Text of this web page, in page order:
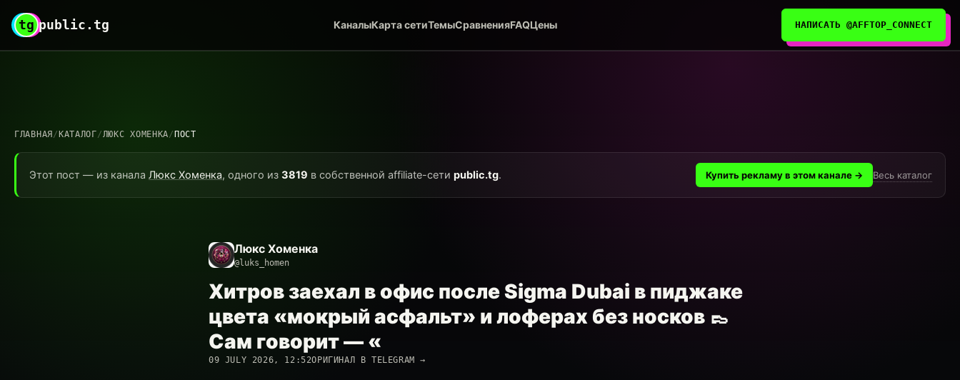
tg public.tg КаналыКарта сетиТемыСравненияFAQЦены НАПИСАТЬ @AFFTOP_CONNECT
ГЛАВНАЯ / КАТАЛОГ/ЛЮКС ХОМЕНКА/ ПОСТ
Этот пост — из канала Люкс Хоменка, одного из 3819 в собственной affiliate-сети public.tg. Купить рекламу в этом канале → Весь каталог
Люкс Хоменка
@luks_homen
Хитров заехал в офис после Sigma Dubai в пиджаке
цвета «мокрый асфальт» и лоферах без носков 👞
Сам говорит — «
09 JULY 2026, 12:52ОРИГИНАЛ В TELEGRAM →